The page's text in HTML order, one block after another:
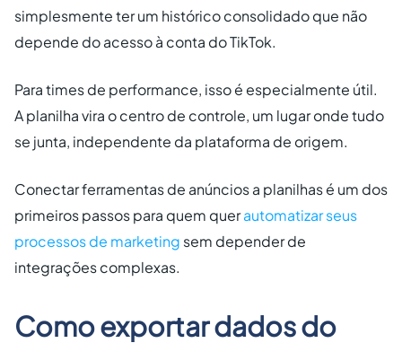
simplesmente ter um histórico consolidado que não
depende do acesso à conta do TikTok.
Para times de performance, isso é especialmente útil.
A planilha vira o centro de controle, um lugar onde tudo
se junta, independente da plataforma de origem.
Conectar ferramentas de anúncios a planilhas é um dos
primeiros passos para quem querautomatizar seus
processos de marketing sem depender de
integrações complexas.
Como exportar dados do